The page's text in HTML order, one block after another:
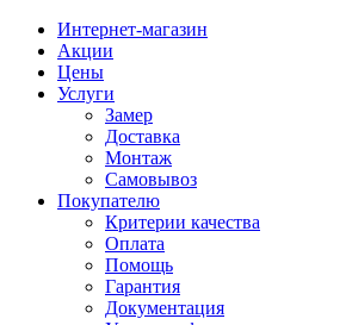
Интернет-магазин
Акции
Цены
Услуги
Замер
Доставка
Монтаж
Самовывоз
Покупателю
Критерии качества
Оплата
Помощь
Гарантия
Документация